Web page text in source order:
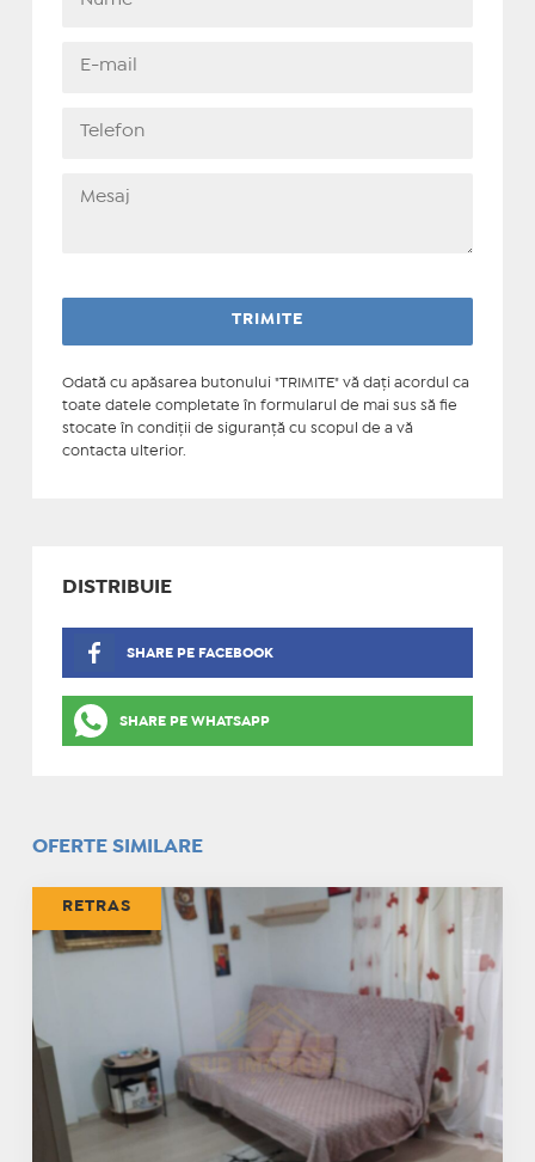
Odată cu apăsarea butonului "TRIMITE" vă daţi acordul ca
toate datele completate în formularul de mai sus să fie
stocate în condiţii de siguranţă cu scopul de a vă
contacta ulterior.
DISTRIBUIE
SHARE PE FACEBOOK
SHARE PE WHATSAPP
OFERTE SIMILARE
RETRAS